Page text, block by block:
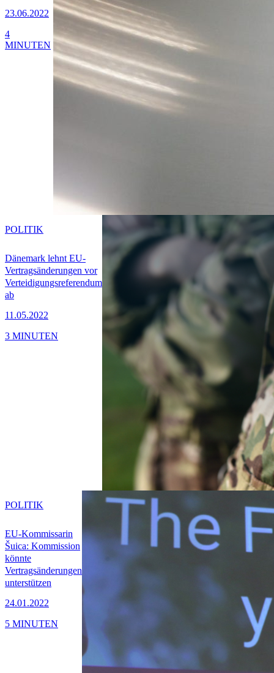
23.06.2022
4
MINUTEN
Dänemark lehnt EU-
Vertragsänderungen vor
Verteidigungsreferendum
ab
11.05.2022
POLITIK
3 MINUTEN
EU-Kommissarin
Šuica: Kommission
könnte
Vertragsänderungen
unterstützen
24.01.2022
POLITIK
5 MINUTEN